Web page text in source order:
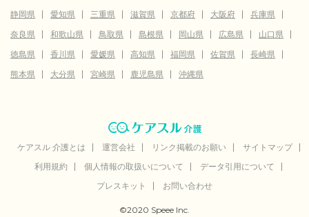
静岡県
愛知県 三重県 滋賀県 京都府 大阪府
兵庫県
奈良県
和歌山県 鳥取県 島根県 岡山県 広島県
山口県
徳島県
香川県 愛媛県 高知県 福岡県 佐賀県
長崎県
熊本県
大分県 宮崎県 鹿児島県 沖縄県
ケアスル 介護とは 運営会社 リンク掲載のお願い
サイトマップ
利用規約
個人情報の取扱いについて
データ引用について
プレスキット
お問い合わせ
©2020 Speee Inc.